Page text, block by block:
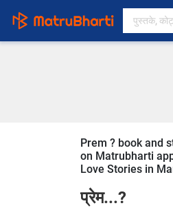
Prem ? book and
on Matrubharti
Love Stories in
प्रेम...?